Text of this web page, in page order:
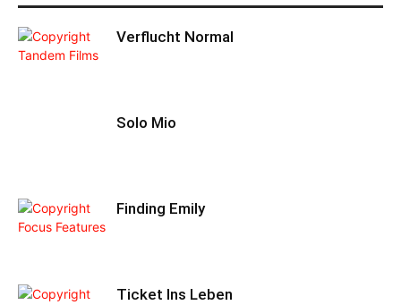
Verflucht Normal
Solo Mio
Finding Emily
Ticket Ins Leben